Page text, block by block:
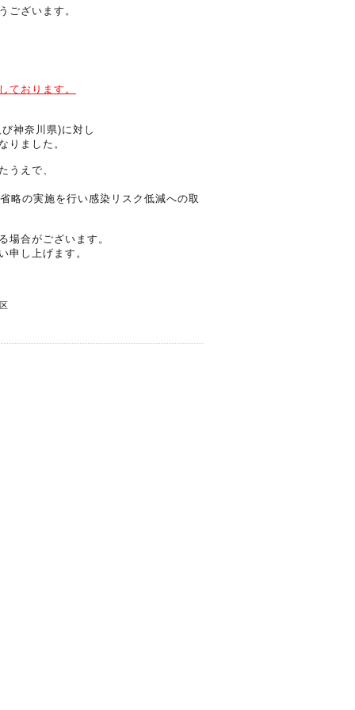
ございます。
ております。
神奈川県)に対し
りました。
うえで、
略の実施を行い感染リスク低減への取
場合がございます。
申し上げます。